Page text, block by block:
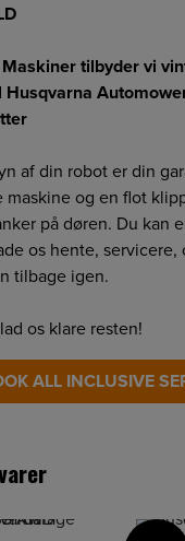
tilbyder vi
af din robot er din
maskine og en flot
på døren. Du kan
os hente, servicere,
tilbage igen.
os klare resten!
ALL INCLUSIVE